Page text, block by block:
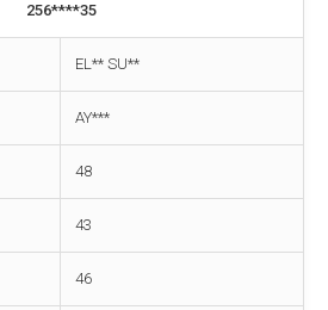
256****35
EL** SU**
AY***
48
43
46